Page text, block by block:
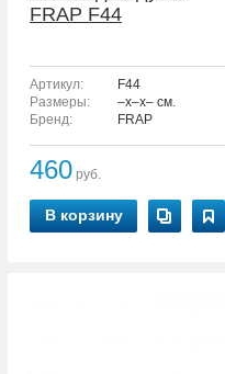
FRAP F44
Артикул:
F44
Размеры:
–x–x– см.
Бренд:
FRAP
460 руб.
В корзину